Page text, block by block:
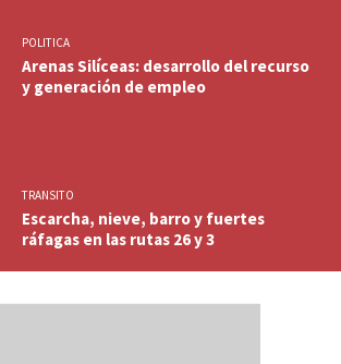
POLITICA
Arenas Silíceas: desarrollo del recurso
y generación de empleo
TRANSITO
Escarcha, nieve, barro y fuertes
ráfagas en las rutas 26 y 3